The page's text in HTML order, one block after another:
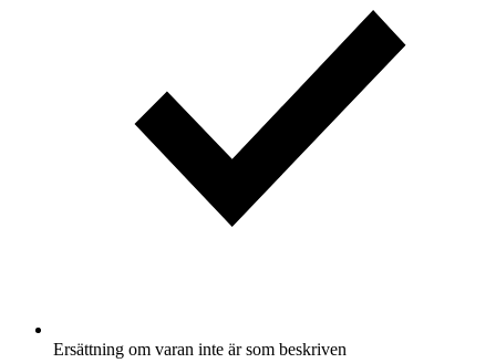
Ersättning om varan inte är som beskriven